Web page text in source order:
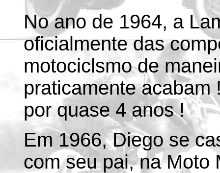
No ano de 1964, a
oficialmente das
motociclsmo de
praticamente acabam
por quase 4 anos !
Em 1966, Diego se
com seu pai, na Moto